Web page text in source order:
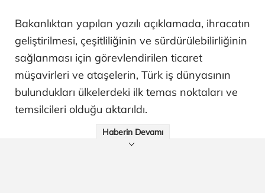
Bakanlıktan yapılan yazılı açıklamada, ihracatın
geliştirilmesi, çeşitliliğinin ve sürdürülebilirliğinin
sağlanması için görevlendirilen ticaret
müşavirleri ve ataşelerin, Türk iş dünyasının
bulundukları ülkelerdeki ilk temas noktaları ve
temsilcileri olduğu aktarıldı.
Haberin Devamı